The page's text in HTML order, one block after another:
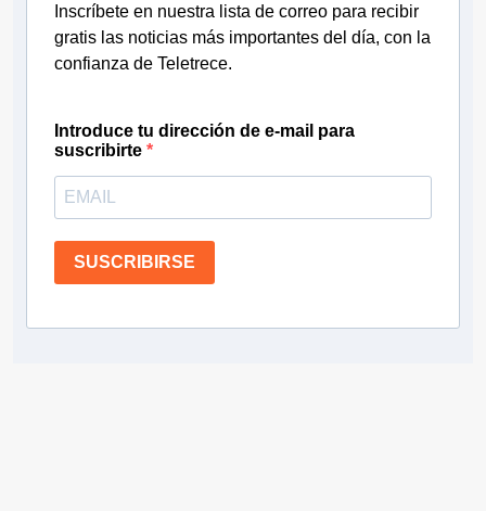
Inscríbete en nuestra lista de correo para recibir
gratis las noticias más importantes del día, con la
confianza de Teletrece.
Introduce tu dirección de e-mail para
suscribirte
SUSCRIBIRSE